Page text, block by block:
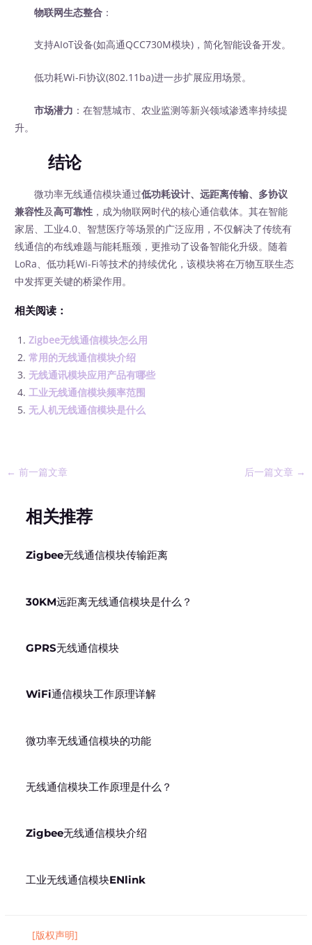
物联网生态整合 ：
支持AIoT设备(如高通QCC730M模块)，简化智能设备开发。
低功耗Wi-Fi协议(802.11ba)进一步扩展应用场景。
市场潜力 ：在智慧城市、农业监测等新兴领域渗透率持续提
升。
结论
微功率无线通信模块通过低功耗设计、远距离传输、多协议
兼容性及高可靠性 ，成为物联网时代的核心通信载体。其在智能
家居、工业4.0、智慧医疗等场景的广泛应用，不仅解决了传统有
线通信的布线难题与能耗瓶颈，更推动了设备智能化升级。随着
LoRa、低功耗Wi-Fi等技术的持续优化，该模块将在万物互联生态
中发挥更关键的桥梁作用。
相关阅读：
Zigbee无线通信模块怎么用
常用的无线通信模块介绍
无线通讯模块应用产品有哪些
工业无线通信模块频率范围
无人机无线通信模块是什么
← 前一篇文章 后一篇文章 →
相关推荐
Zigbee无线通信模块传输距离
30KM远距离无线通信模块是什么？
GPRS无线通信模块
WiFi通信模块工作原理详解
微功率无线通信模块的功能
无线通信模块工作原理是什么？
Zigbee无线通信模块介绍
工业无线通信模块ENlink
[版权声明]